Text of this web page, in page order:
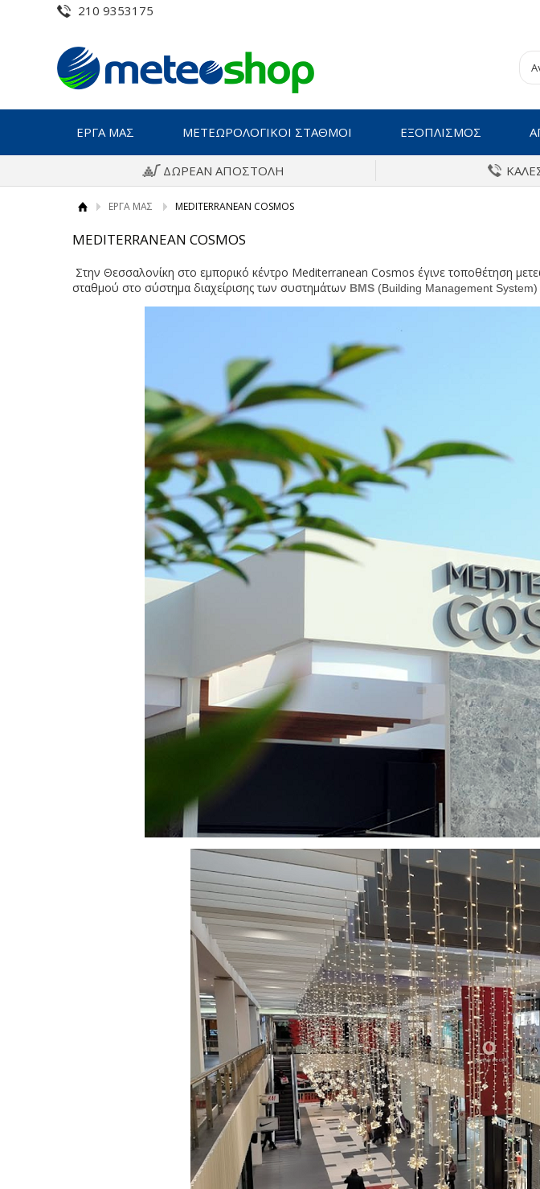
210 9353175
ΕΡΓΑ ΜΑΣ ΜΕΤΕΩΡΟΛΟΓΙΚΟΙ ΣΤΑΘΜΟΙ ΕΞΟΠΛΙΣΜΟΣ
ΔΩΡΕΑΝ ΑΠΟΣΤΟΛΗ
ΕΡΓΑ ΜΑΣ MEDITERRANEAN COSMOS
MEDITERRANEAN COSMOS
Στην Θεσσαλονίκη στο εμπορικό κέντρο Mediterranean Cosmos έγινε τοποθέτηση
σταθμού στο σύστημα διαχείρισης των συστημάτων BMS(Building Management System)